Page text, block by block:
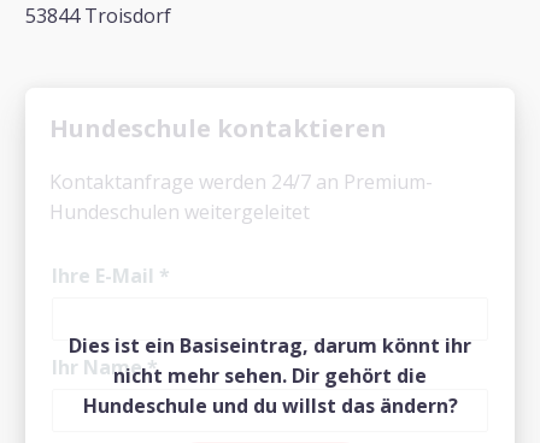
53844 Troisdorf
Dies ist ein Basiseintrag, darum könnt ihr
nicht mehr sehen. Dir gehört die
Hundeschule und du willst das ändern?
Hundeschule kontaktieren
Kontaktanfrage werden 24/7 an Premium-
Hundeschulen weitergeleitet
Ihre E-Mail *
Ihr Name*